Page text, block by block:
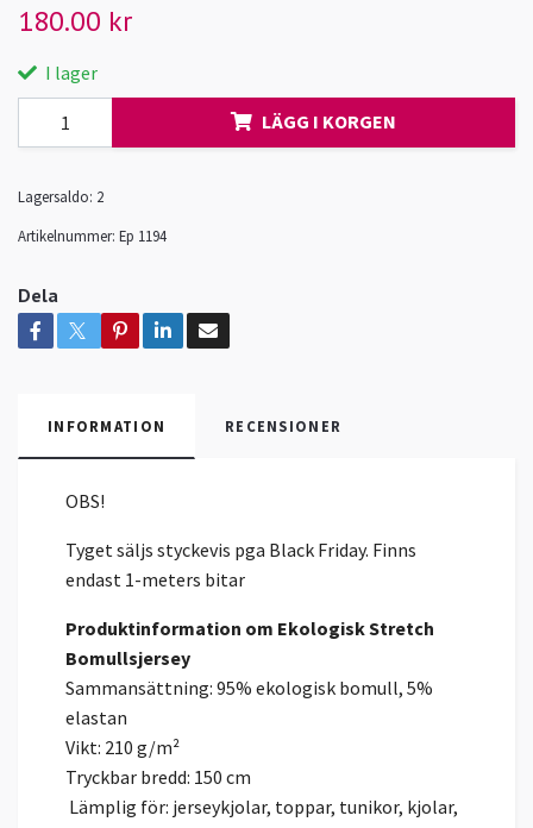
180.00 kr
I lager
LÄGG I KORGEN
Lagersaldo: 2
Artikelnummer: Ep 1194
Dela
INFORMATION RECENSIONER
OBS!
Tyget säljs styckevis pga Black Friday. Finns
endast 1-meters bitar
Produktinformation om Ekologisk Stretch
Bomullsjersey
Sammansättning: 95% ekologisk bomull, 5%
elastan
Vikt: 210 g/m²
Tryckbar bredd: 150 cm
Lämplig för: jerseykjolar, toppar, tunikor, kjolar,